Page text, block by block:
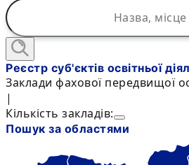
Реєстр суб'єктів освітньої
Заклади фахової передвищої
|
Кількість закладів:
Пошук за областями